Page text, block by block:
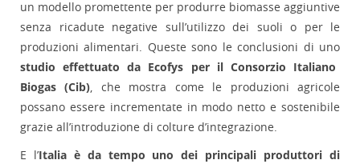
un modello promettente per produrre biomasse aggiuntive
senza ricadute negative sull’utilizzo dei suoli o per le
produzioni alimentari. Queste sono le conclusioni di uno
studio effettuato da Ecofys per il Consorzio Italiano
Biogas (Cib), che mostra come le produzioni agricole
possano essere incrementate in modo netto e sostenibile
grazie all’introduzione di colture d’integrazione.
E l’Italia è da tempo uno dei principali produttori di